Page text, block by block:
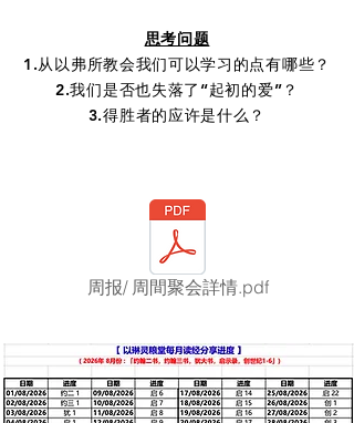
思考问题
1.从以弗所教会我们可以学习的点有哪些？
2.我们是否也失落了“起初的爱”？
3.得胜者的应许是什么？
周报/ 周間聚会詳情.pdf